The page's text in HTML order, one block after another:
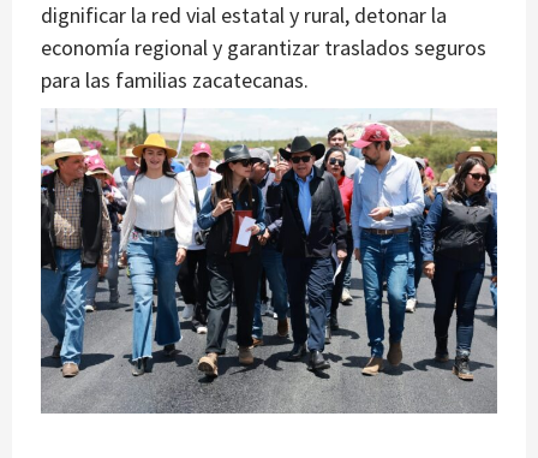
dignificar la red vial estatal y rural, detonar la
economía regional y garantizar traslados seguros
para las familias zacatecanas.